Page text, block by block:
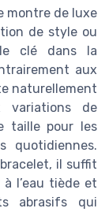
montre de luxe
de style ou
clé dans la
aux
naturellement
variations de
taille pour les
quotidiennes.
il suffit
l’eau tiède et
abrasifs qui